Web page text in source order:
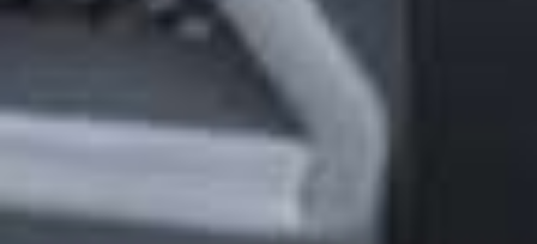
De Brabus
Adventure